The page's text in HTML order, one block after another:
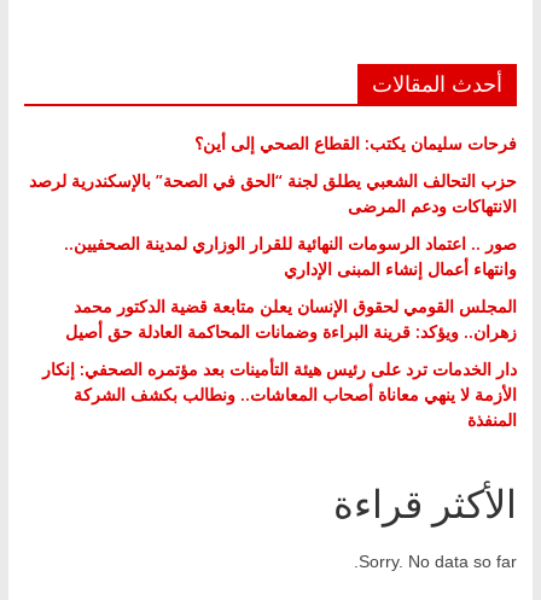
أحدث المقالات
فرحات سليمان يكتب: القطاع الصحي إلى أين؟
حزب التحالف الشعبي يطلق لجنة “الحق في الصحة” بالإسكندرية لرصد
الانتهاكات ودعم المرضى
صور .. اعتماد الرسومات النهائية للقرار الوزاري لمدينة الصحفيين..
وانتهاء أعمال إنشاء المبنى الإداري
المجلس القومي لحقوق الإنسان يعلن متابعة قضية الدكتور محمد
زهران.. ويؤكد: قرينة البراءة وضمانات المحاكمة العادلة حق أصيل
دار الخدمات ترد على رئيس هيئة التأمينات بعد مؤتمره الصحفي: إنكار
الأزمة لا ينهي معاناة أصحاب المعاشات.. ونطالب بكشف الشركة
المنفذة
الأكثر قراءة
Sorry. No data so far.